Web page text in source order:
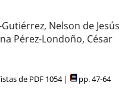
Nelson de Jesús
Pérez-Londoño, César
de PDF 1054 | pp. 47-64